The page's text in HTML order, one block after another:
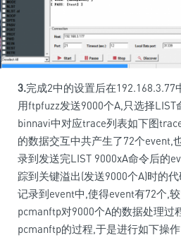
3. 完成2中的设置后在192.168.3.77
用ftpfuzz发送9000个A,只选择
binnavi中对应trace列表如下图
的数据交互中共产生了72个event,
录到发送完LIST 9000xA命令后的
踪到关键溢出(发送9000个A)时的
记录到event中,使得event有72个,
pcmanftp对9000个A的数据处理过
pcmanftp的过程,于是进行如下操